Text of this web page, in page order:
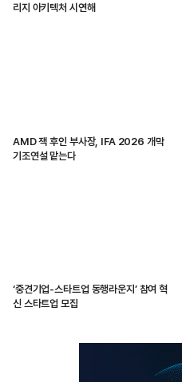
리지 아키텍처 시연해
AMD 잭 후인 부사장, IFA 2026 개막
기조연설 맡는다
‘중견기업-스타트업 동행라운지’ 참여 혁
신 스타트업 모집